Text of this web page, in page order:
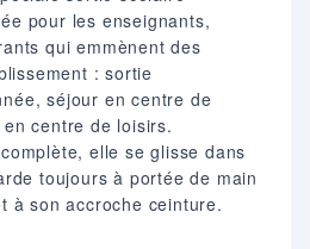
pour les enseignants,
qui emmènent des
: sortie
séjour en centre de
centre de loisirs.
elle se glisse dans
toujours à portée de main
à son accroche ceinture.